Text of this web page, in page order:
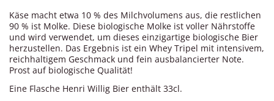
Käse macht etwa 10 % des Milchvolumens aus, die restlichen
90 % ist Molke. Diese biologische Molke ist voller Nährstoffe
und wird verwendet, um dieses einzigartige biologische Bier
herzustellen. Das Ergebnis ist ein Whey Tripel mit intensivem,
reichhaltigem Geschmack und fein ausbalancierter Note.
Prost auf biologische Qualität!
Eine Flasche Henri Willig Bier enthält 33cl.